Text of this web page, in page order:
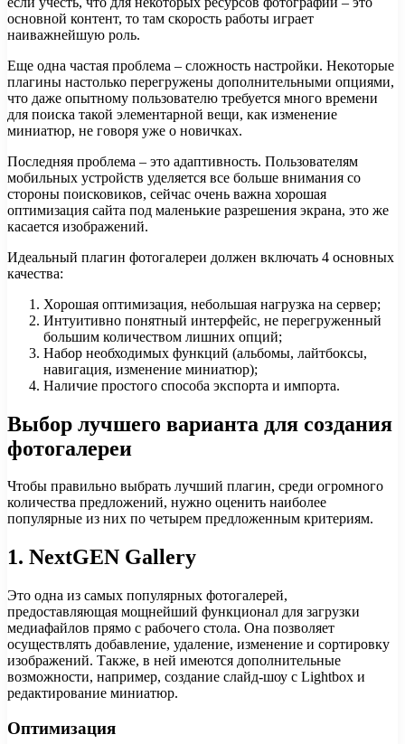
основной контент, то там скорость работы играет
наиважнейшую роль.
Еще одна частая проблема – сложность настройки. Некоторые
плагины настолько перегружены дополнительными опциями,
что даже опытному пользователю требуется много времени
для поиска такой элементарной вещи, как изменение
миниатюр, не говоря уже о новичках.
Последняя проблема – это адаптивность. Пользователям
мобильных устройств уделяется все больше внимания со
стороны поисковиков, сейчас очень важна хорошая
оптимизация сайта под маленькие разрешения экрана, это же
касается изображений.
Идеальный плагин фотогалереи должен включать 4 основных
качества:
Хорошая оптимизация, небольшая нагрузка на сервер;
Интуитивно понятный интерфейс, не перегруженный
большим количеством лишних опций;
Набор необходимых функций (альбомы, лайтбоксы,
навигация, изменение миниатюр);
Наличие простого способа экспорта и импорта.
Выбор лучшего варианта для создания
фотогалереи
Чтобы правильно выбрать лучший плагин, среди огромного
количества предложений, нужно оценить наиболее
популярные из них по четырем предложенным критериям.
1. NextGEN Gallery
Это одна из самых популярных фотогалерей,
предоставляющая мощнейший функционал для загрузки
медиафайлов прямо с рабочего стола. Она позволяет
осуществлять добавление, удаление, изменение и сортировку
изображений. Также, в ней имеются дополнительные
возможности, например, создание слайд-шоу с Lightbox и
редактирование миниатюр.
Оптимизация